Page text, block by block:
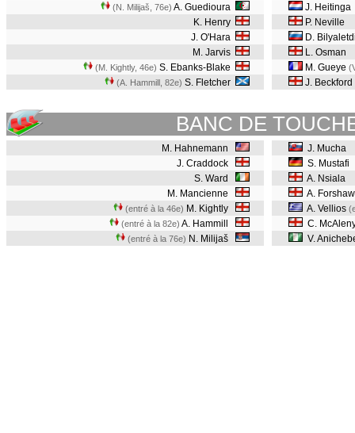
(N. Milijaš, 76e) A. Guedioura
K. Henry
J. O'Hara
M. Jarvis
(M. Kightly, 46e) S. Ebanks-Blake
(A. Hammill, 82e) S. Fletcher
J. Heitinga
P. Neville
D.
L. Osman
M. Gueye
J. Beckford
BANC DE
M. Hahnemann
J. Craddock
S. Ward
M. Mancienne
(entré à la 46e) M. Kightly
(entré à la 82e) A. Hammill
(entré à la 76e) N. Milijaš
J. Mucha
S. Mustafi
A. Nsiala
A.
A. Vellios
C.
V.